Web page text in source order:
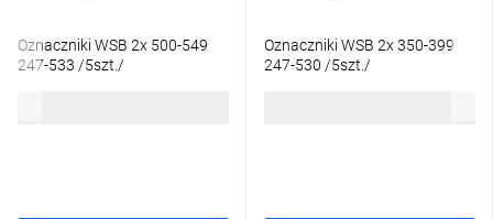
Oznaczniki WSB 2x 500-549
247-533 /5szt./
Oznaczniki WSB 2x 350-399
247-530 /5szt./